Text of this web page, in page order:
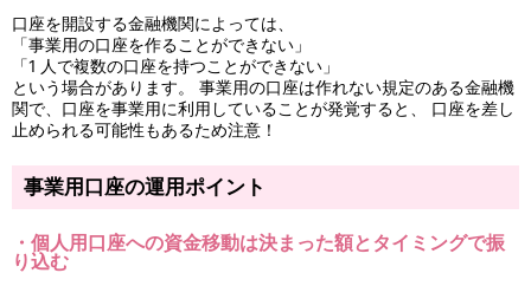
口座を開設する金融機関によっては、
「事業用の口座を作ることができない」
「1 人で複数の口座を持つことができない」
という場合があります。 事業用の口座は作れない規定のある金融機
関で、口座を事業用に利用していることが発覚すると、 口座を差し
止められる可能性もあるため注意！
事業用口座の運用ポイント
・個人用口座への資金移動は決まった額とタイミングで振
り込む